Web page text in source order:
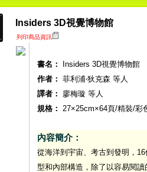
Insiders 3D視覺博物館
列印商品資訊
書名：
Insiders 3D視覺博物館
作者： 菲利浦‧狄克森 等人
譯者： 廖梅璇 等人
規格： 27×25cm×64頁/精裝/彩
內容簡介：
從海洋到宇宙、考古到發明，
型和內部構造，除了以容易閱